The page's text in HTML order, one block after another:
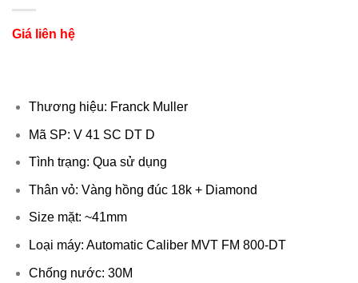
Giá liên hệ
Thương hiệu: Franck Muller
Mã SP: V 41 SC DT D
Tình trạng: Qua sử dụng
Thân vỏ: Vàng hồng đúc 18k + Diamond
Size mặt: ~41mm
Loại máy: Automatic Caliber MVT FM 800-DT
Chống nước: 30M